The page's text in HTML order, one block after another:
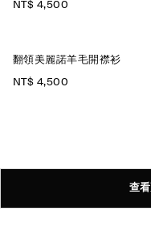
NT$ 4,500
翻領美麗諾羊毛開襟衫
NT$ 4,500
查